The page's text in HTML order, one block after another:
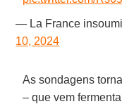
— La France
10, 2024
As sondagens
– que vem